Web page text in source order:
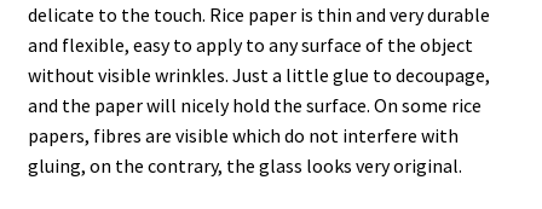
delicate to the touch. Rice paper is thin and very durable
and flexible, easy to apply to any surface of the object
without visible wrinkles. Just a little glue to decoupage,
and the paper will nicely hold the surface. On some rice
papers, fibres are visible which do not interfere with
gluing, on the contrary, the glass looks very original.